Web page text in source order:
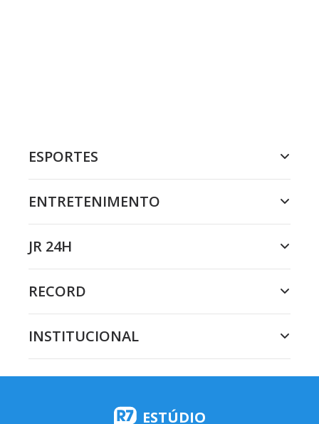
ESPORTES
ENTRETENIMENTO
JR 24H
RECORD
INSTITUCIONAL
ESTÚDIO